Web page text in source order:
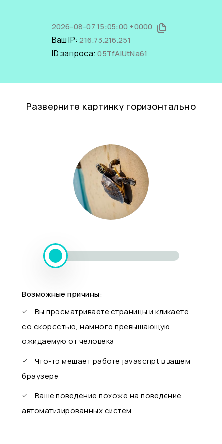
2026-08-07 15:05:00 +0000
Ваш IP:216.73.216.251
ID запроса:05TfAiUtNa61
Разверните картинку горизонтально
Возможные причины:
Вы просматриваете страницы и кликаете
со скоростью, намного превышающую
ожидаемую от человека
Что-то мешает работе javascript в вашем
браузере
Ваше поведение похоже на поведение
автоматизированных систем